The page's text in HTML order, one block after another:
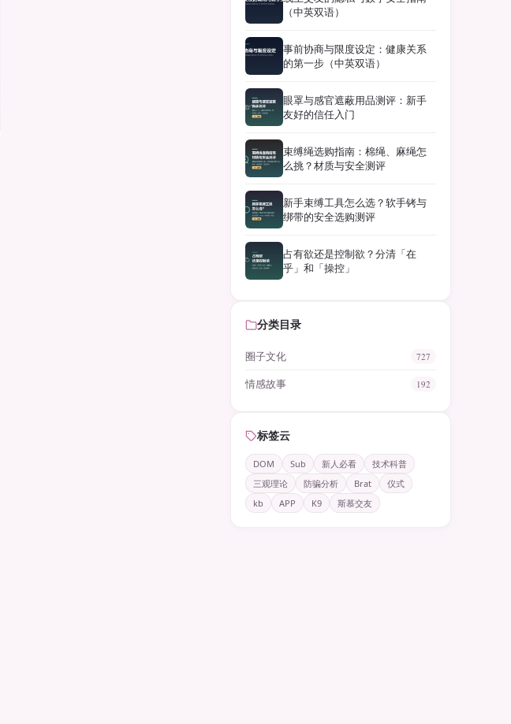
（中英双语）
事前协商与限度设定：健康关系
的第一步（中英双语）
眼罩与感官遮蔽用品测评：新手
友好的信任入门
束缚绳选购指南：棉绳、麻绳怎
么挑？材质与安全测评
新手束缚工具怎么选？软手铐与
绑带的安全选购测评
占有欲还是控制欲？分清「在
乎」和「操控」
分类目录
圈子文化 727
情感故事 192
标签云
DOM Sub 新人必看
技术科普
三观理论
防骗分析 Brat
仪式
kb
APP K9 斯慕交友